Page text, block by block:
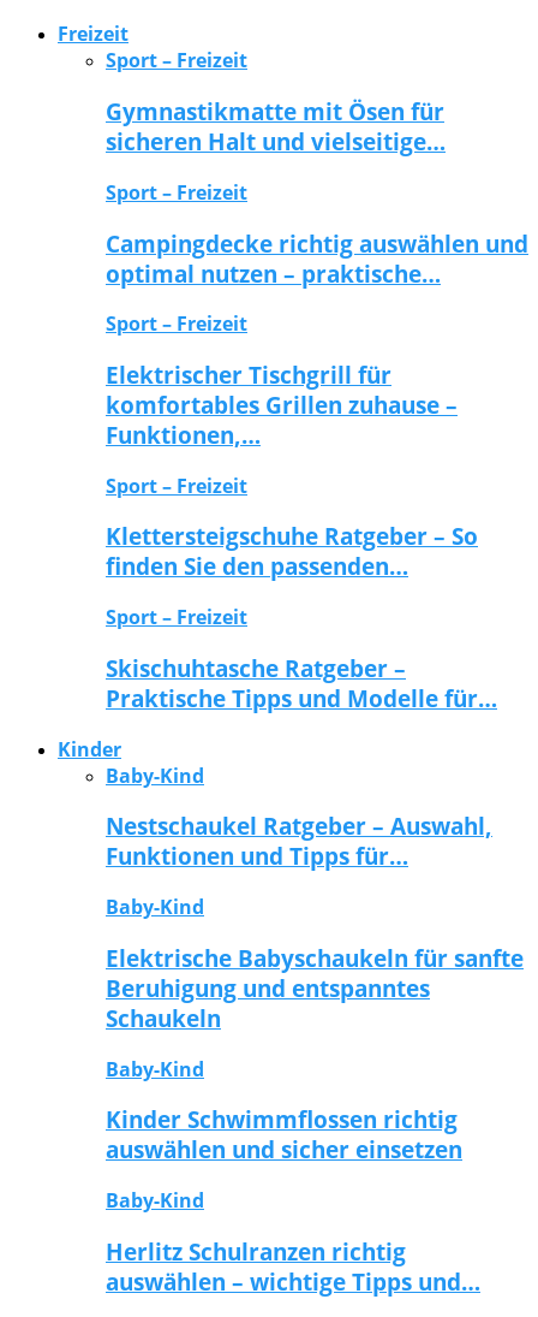
Freizeit
Sport – Freizeit
Gymnastikmatte mit Ösen für
sicheren Halt und vielseitige…
Sport – Freizeit
Campingdecke richtig auswählen und
optimal nutzen – praktische…
Sport – Freizeit
Elektrischer Tischgrill für
komfortables Grillen zuhause –
Funktionen,…
Sport – Freizeit
Klettersteigschuhe Ratgeber – So
finden Sie den passenden…
Sport – Freizeit
Skischuhtasche Ratgeber –
Praktische Tipps und Modelle für…
Kinder
Baby-Kind
Nestschaukel Ratgeber – Auswahl,
Funktionen und Tipps für…
Baby-Kind
Elektrische Babyschaukeln für sanfte
Beruhigung und entspanntes
Schaukeln
Baby-Kind
Kinder Schwimmflossen richtig
auswählen und sicher einsetzen
Baby-Kind
Herlitz Schulranzen richtig
auswählen – wichtige Tipps und…